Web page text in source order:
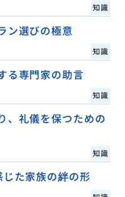
知識
ン選びの極意
知識
る専門家の助言
知識
、礼儀を保つための
知識
た家族の絆の形